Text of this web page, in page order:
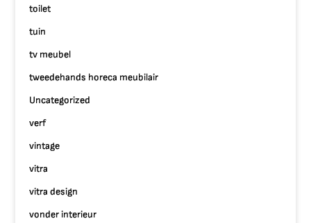
toilet
tuin
tv meubel
tweedehands horeca meubilair
Uncategorized
verf
vintage
vitra
vitra design
vonder interieur